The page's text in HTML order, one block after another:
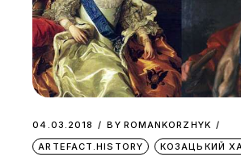
04.03.2018 BY ROMANKORZHYK
ARTEFACT.HISTORY
КОЗАЦЬКИЙ